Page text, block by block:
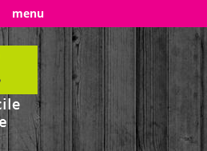
menu